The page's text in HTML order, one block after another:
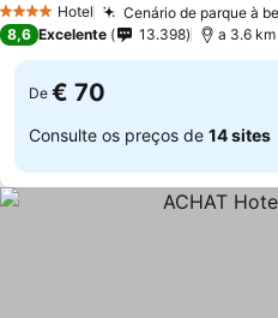
4 EstrelasHotel Cenário de parque à
8,6 Excelente 13.398 a 3.6
De € 70
Consulte os preços de 14 sites